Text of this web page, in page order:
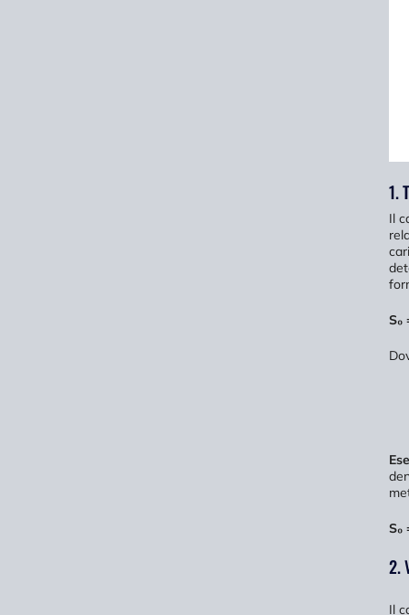
1.
Il
S₀
S₀
2.
Il